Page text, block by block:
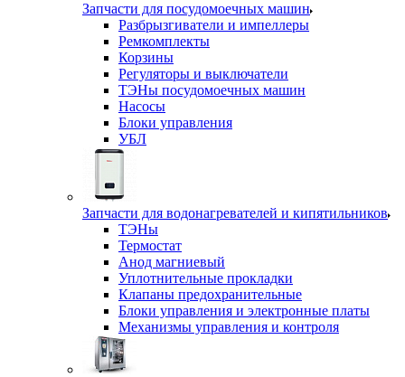
Запчасти для посудомоечных машин
Разбрызгиватели и импеллеры
Ремкомплекты
Корзины
Регуляторы и выключатели
ТЭНы посудомоечных машин
Насосы
Блоки управления
УБЛ
Запчасти для водонагревателей и кипятильников
ТЭНы
Термостат
Анод магниевый
Уплотнительные прокладки
Клапаны предохранительные
Блоки управления и электронные платы
Механизмы управления и контроля